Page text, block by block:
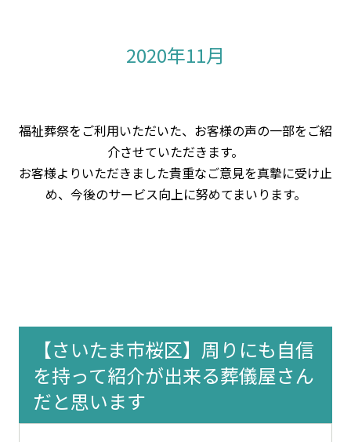
2020年11月
福祉葬祭をご利用いただいた、お客様の声の一部をご紹
介させていただきます。
お客様よりいただきました貴重なご意見を真摯に受け止
め、今後のサービス向上に努めてまいります。
【さいたま市桜区】周りにも自信
を持って紹介が出来る葬儀屋さん
だと思います